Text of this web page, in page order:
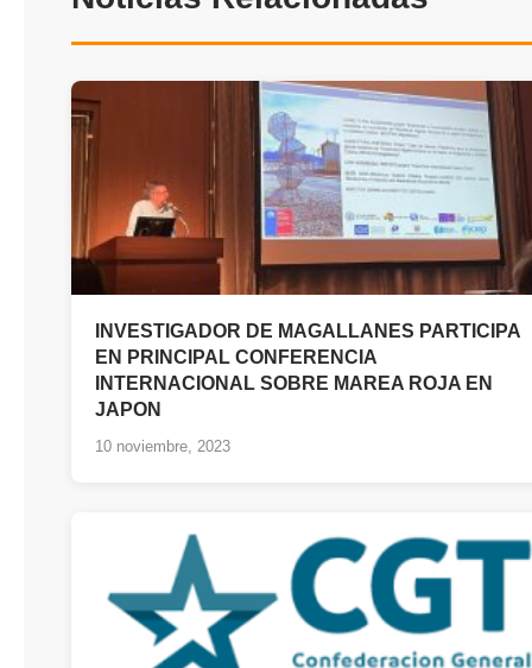
INVESTIGADOR DE MAGALLANES PARTICIPA
EN PRINCIPAL CONFERENCIA
INTERNACIONAL SOBRE MAREA ROJA EN
JAPON
10 noviembre, 2023